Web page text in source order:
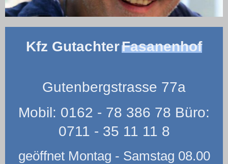
Kfz GutachterFasanenhof
Gutenbergstrasse 77a
Mobil: 0162 - 78 386 78 Büro:
0711 - 35 11 11 8
geöffnet Montag - Samstag 08.00